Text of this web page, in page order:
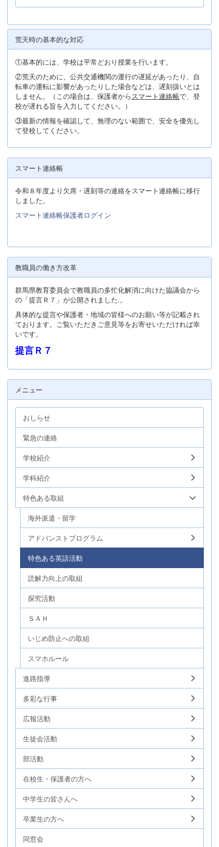
荒天時の基本的な対応
①基本的には、学校は平常どおり授業を行います。
②荒天のために、公共交通機関の運行の遅延があったり、自
転車の運転に影響があったりした場合などは、遅刻扱いとは
しません。（この場合は、保護者から スマート連絡帳で、登
校が遅れる旨を入力してください。）
③最新の情報を確認して、無理のない範囲で、安全を優先し
て登校してください。
スマート連絡帳
令和８年度より欠席・遅刻等の連絡をスマート連絡帳に移行
しました。
スマート連絡帳保護者ログイン
教職員の働き方改革
群馬県教育委員会で教職員の多忙化解消に向けた協議会から
の「提言Ｒ７」が公開されました.。
具体的な提言や保護者・地域の皆様へのお願い等が記載され
ております。ご覧いただきご意見等をお寄せいただければ幸
いです。
提言Ｒ７
メニュー
おしらせ
緊急の連絡
学校紹介
学科紹介
特色ある取組
海外派遣・留学
アドバンストプログラム
特色ある英語活動
読解力向上の取組
探究活動
ＳＡＨ
いじめ防止への取組
スマホルール
進路指導
多彩な行事
広報活動
生徒会活動
部活動
在校生・保護者の方へ
中学生の皆さんへ
卒業生の方へ
同窓会